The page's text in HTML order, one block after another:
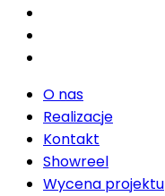
O nas
Realizacje
Kontakt
Showreel
Wycena projektu